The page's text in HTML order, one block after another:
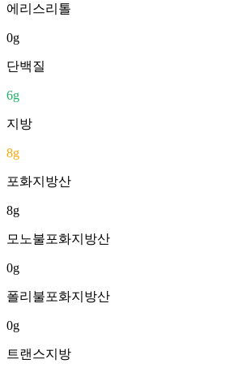
에리스리톨
0g
단백질
6g
지방
8g
포화지방산
8g
모노불포화지방산
0g
폴리불포화지방산
0g
트랜스지방